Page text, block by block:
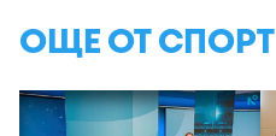
ОЩЕ ОТ СПОРТ